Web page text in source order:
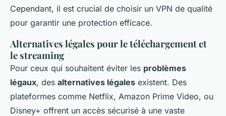
Cependant, il est crucial de choisir un VPN de qualité
pour garantir une protection efficace.
Alternatives légales pour le téléchargement et
le streaming
Pour ceux qui souhaitent éviter les problèmes
légaux, des alternatives légales existent. Des
plateformes comme Netflix, Amazon Prime Video, ou
Disney+ offrent un accès sécurisé à une vaste